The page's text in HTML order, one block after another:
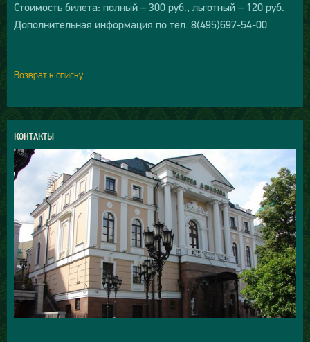
Стоимость билета: полный – 300 руб., льготный – 120 руб.
Дополнительная информация по тел. 8(495)697-54-00
Возврат к списку
КОНТАКТЫ